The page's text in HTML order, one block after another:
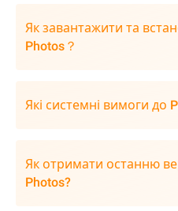
Як завантажити та
Photos？
Які системні вимоги до
Як отримати останню
Photos?